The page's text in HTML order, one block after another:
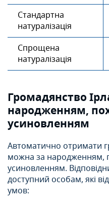
Стандартна
натуралізація
Спрощена
натуралізація
Громадянство
народженням,
усиновленням
Автоматично отримати
можна за народженням,
усиновленням.
доступний особам, які
умов: